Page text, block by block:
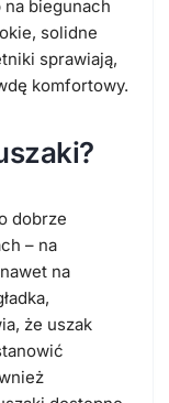
biegunach
solidne
sprawiają,
komfortowy.
dobrze
– na
na
że uszak